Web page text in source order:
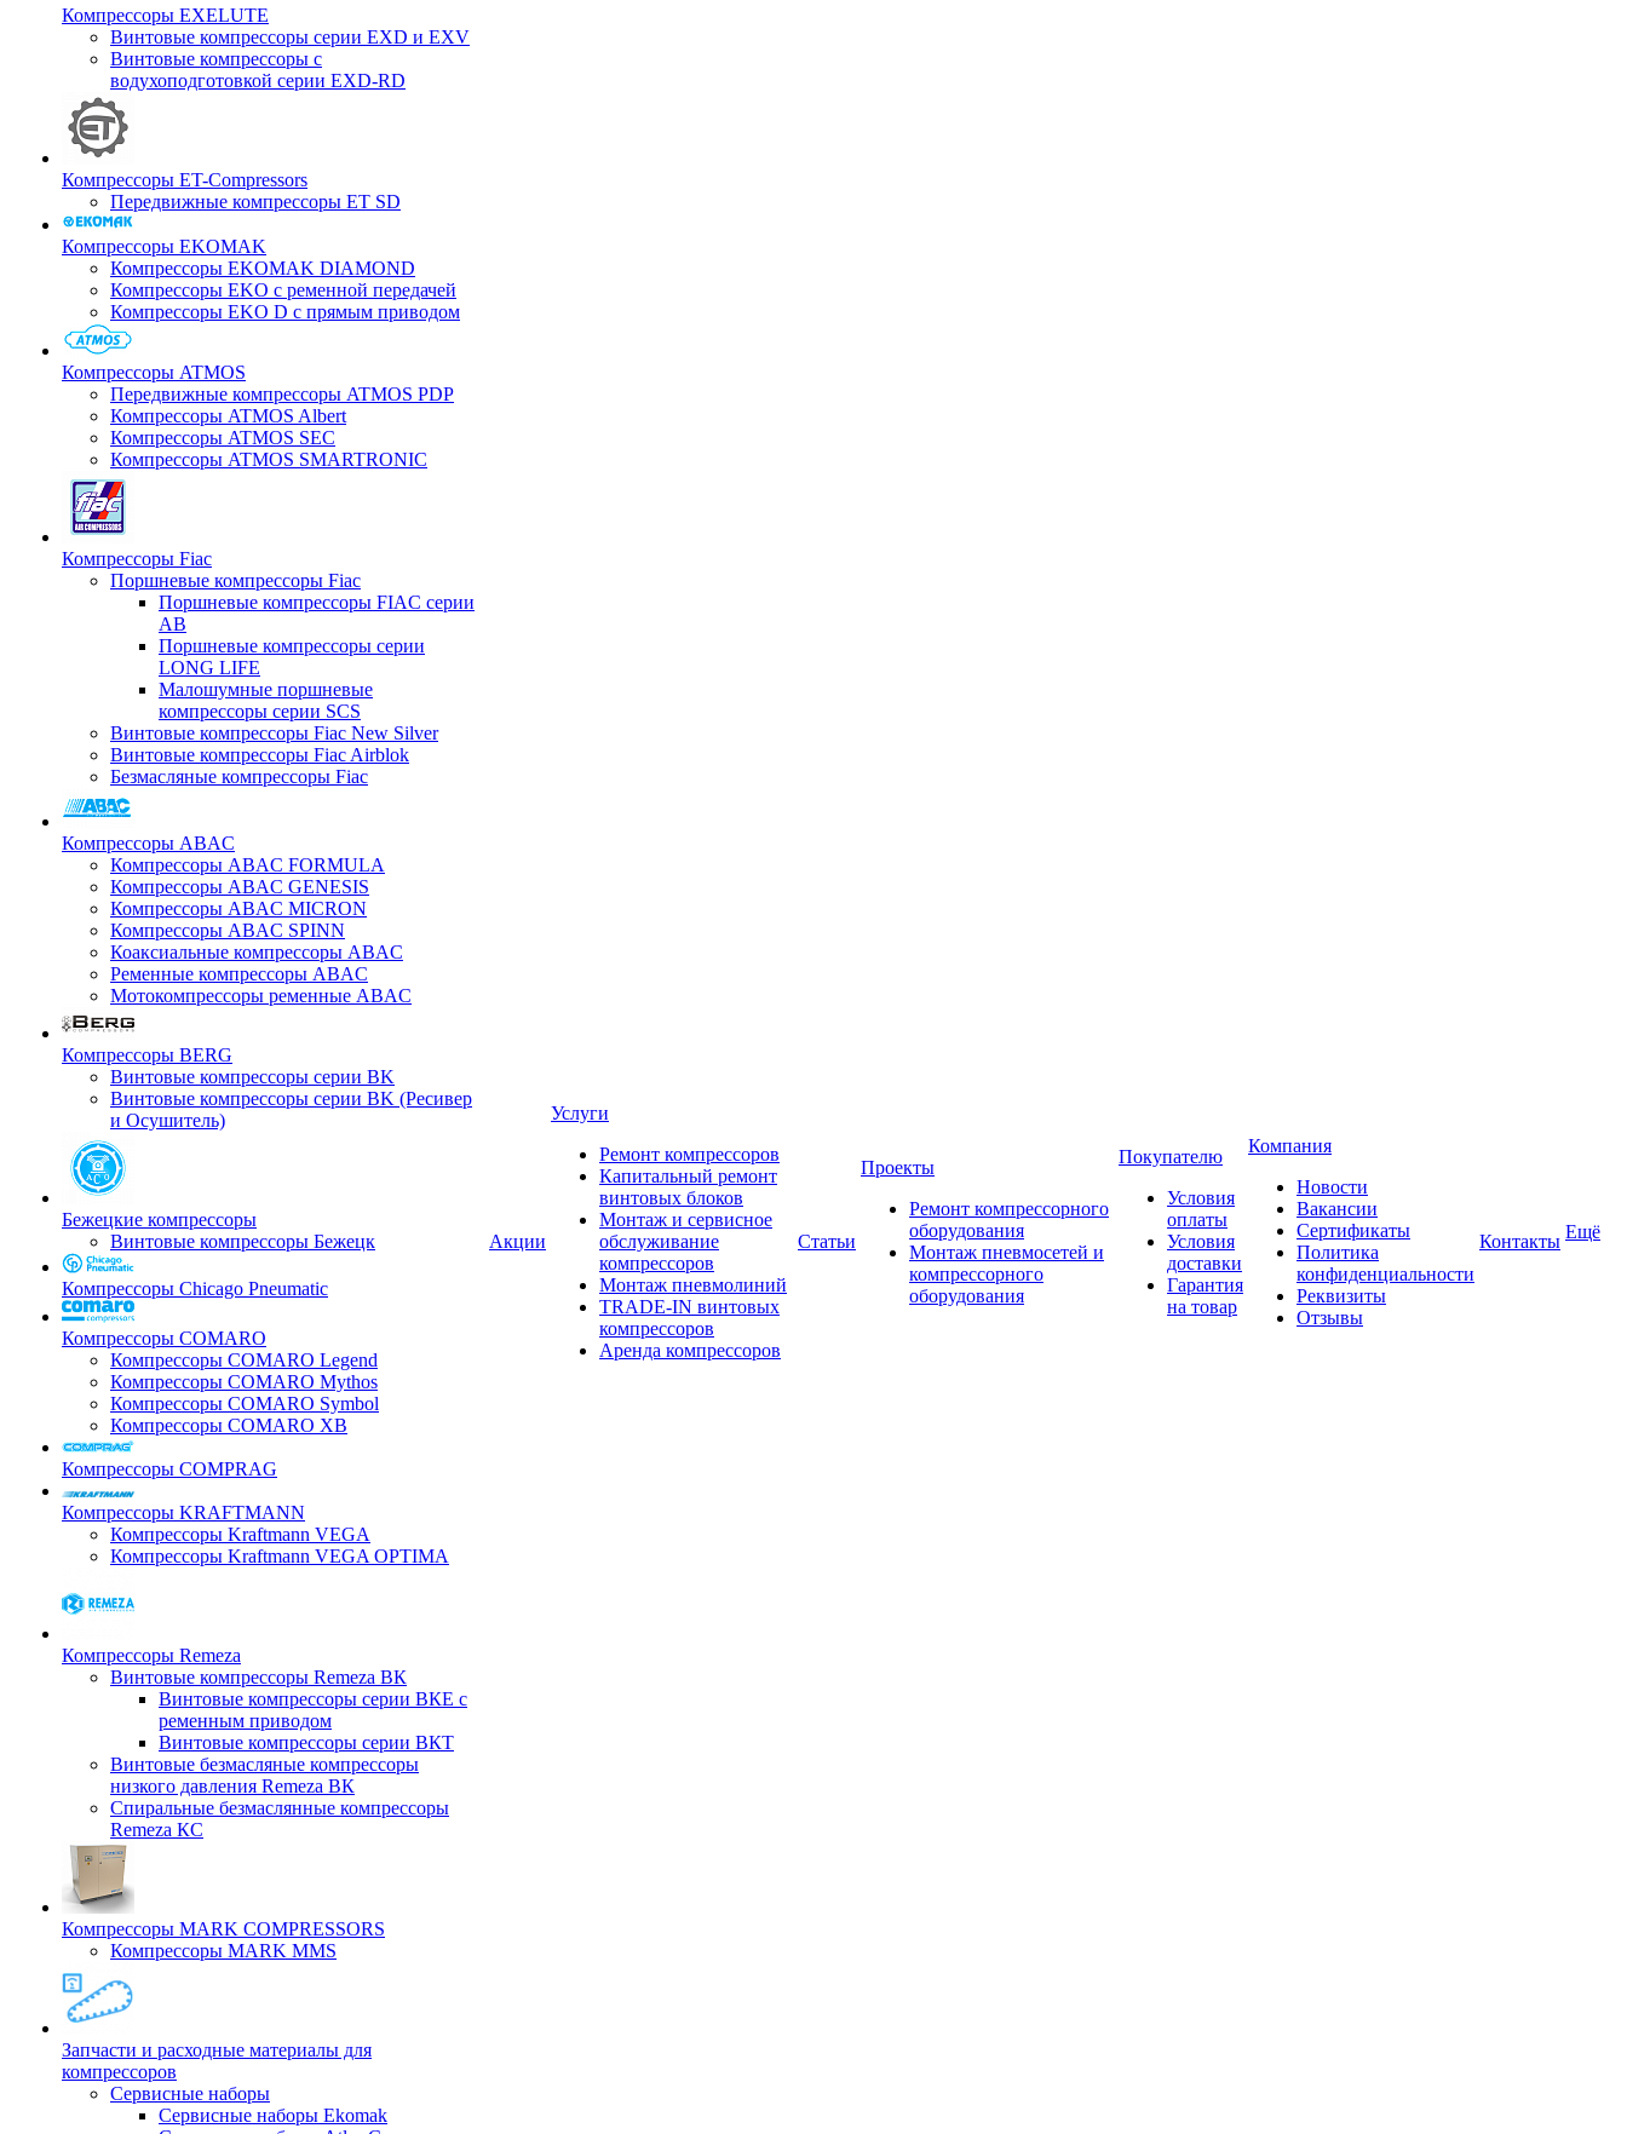
Компрессоры EXELUTE
Винтовые компрессоры серии EXD и EXV
Винтовые компрессоры с
водухоподготовкой серии EXD-RD
Компрессоры ET-Compressors
Передвижные компрессоры ET SD
Компрессоры EKOMAK
Компрессоры EKOMAK DIAMOND
Компрессоры EKO c ременной передачей
Компрессоры EKO D с прямым приводом
Компрессоры ATMOS
Передвижные компрессоры ATMOS PDP
Компрессоры ATMOS Albert
Компрессоры ATMOS SEC
Компрессоры ATMOS SMARTRONIC
Компрессоры Fiac
Поршневые компрессоры Fiac
Поршневые компрессоры FIAC серии
AB
Поршневые компрессоры серии
LONG LIFE
Малошумные поршневые
компрессоры серии SCS
Винтовые компрессоры Fiac New Silver
Винтовые компрессоры Fiac Airblok
Безмасляные компрессоры Fiac
Компрессоры ABAC
Компрессоры ABAC FORMULA
Компрессоры ABAC GENESIS
Компрессоры ABAC MICRON
Компрессоры ABAC SPINN
Коаксиальные компрессоры ABAC
Ременные компрессоры ABAC
Мотокомпрессоры ременные ABAC
Компрессоры BERG
Винтовые компрессоры серии BK
Винтовые компрессоры серии BK (Ресивер
и Осушитель)
Бежецкие компрессоры
Винтовые компрессоры Бежецк
Компрессоры Chicago Pneumatic
Компрессоры COMARO
Компрессоры COMARO Legend
Компрессоры COMARO Mythos
Компрессоры COMARO Symbol
Компрессоры COMARO XB
Компрессоры COMPRAG
Компрессоры KRAFTMANN
Компрессоры Kraftmann VEGA
Компрессоры Kraftmann VEGA OPTIMA
Компрессоры Remeza
Винтовые компрессоры Remeza ВК
Винтовые компрессоры серии ВКЕ с
ременным приводом
Винтовые компрессоры серии ВКТ
Винтовые безмасляные компрессоры
низкого давления Remeza ВК
Спиральные безмаслянные компрессоры
Remeza КС
Компрессоры MARK COMPRESSORS
Компрессоры MARK MMS
Запчасти и расходные материалы для
компрессоров
Cервисные наборы
Сервисные наборы Ekomak
Акции
Услуги
Ремонт компрессоров
Капитальный ремонт
винтовых блоков
Монтаж и сервисное
обслуживание
компрессоров
Монтаж пневмолиний
TRADE-IN винтовых
компрессоров
Аренда компрессоров
Статьи
Проекты
Ремонт компрессорного
оборудования
Монтаж пневмосетей и
компрессорного
оборудования
Покупателю
Условия
оплаты
Условия
доставки
Гарантия
на товар
Компания
Новости
Вакансии
Сертификаты
Политика
конфиденциальности
Реквизиты
Отзывы
Контакты Ещё